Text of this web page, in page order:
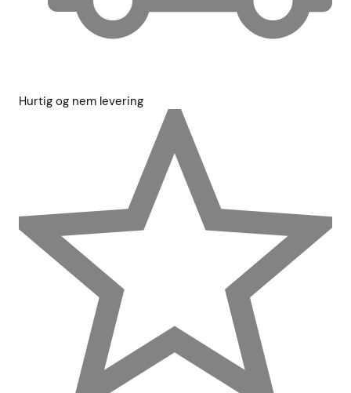
Hurtig og nem levering